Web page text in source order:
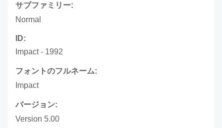
サブファミリー:
Normal
ID:
Impact - 1992
フォントのフルネーム:
Impact
バージョン:
Version 5.00